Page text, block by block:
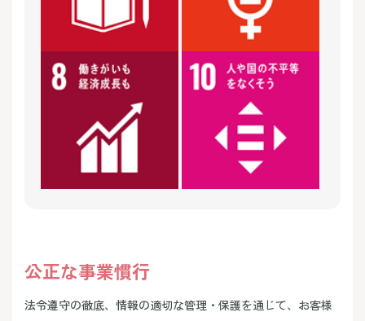
公正な事業慣行
法令遵守の徹底、情報の適切な管理・保護を通じて、お客様